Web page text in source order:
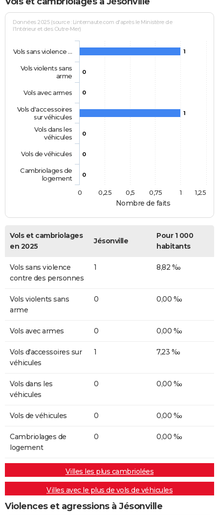
Nombre de faits
Données 2025 (source : Linternaute.com d'après le Ministère de
l'Intérieur et des Outre-Mer)
1
0
0
1
0
0
0
Vols sans violence …
Vols violents sans
arme
Vols avec armes
Vols d'accessoires
sur véhicules
Vols dans les
véhicules
Vols de véhicules
Cambriolages de
logement
0
1
0,25 0,5 0,75 1,25
Vols et cambriolages
en 2025
Jésonville
Pour 1 000
habitants
Vols sans violence
contre des personnes
1 8,82 ‰
Vols violents sans
arme
0 0,00 ‰
Vols avec armes 0 0,00 ‰
Vols d'accessoires sur
véhicules
1 7,23 ‰
Vols dans les
véhicules
0 0,00 ‰
Vols de véhicules 0 0,00 ‰
Cambriolages de
logement
0 0,00 ‰
Villes les plus cambriolées
Villes avec le plus de vols de véhicules
Violences et agressions à Jésonville